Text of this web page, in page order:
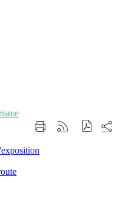
Imprimer
page
Générer
sur